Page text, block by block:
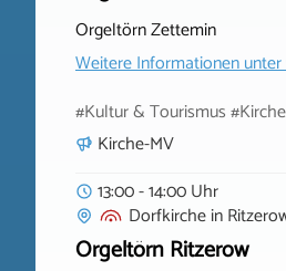
Orgeltörn Zettemin
Weitere Informationen unter
#Kultur & Tourismus
Kirche-MV
13:00 - 14:00 Uhr
Dorfkirchein
Orgeltörn Ritzerow